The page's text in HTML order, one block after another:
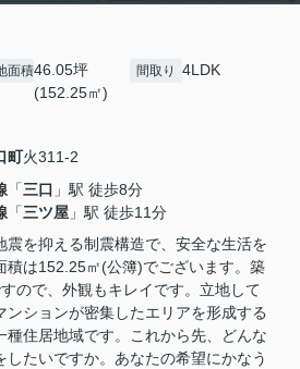
面積46.05坪
(152.25㎡)
間取り 4LDK
町火311-2
「三口 」駅 徒歩8分
「三ツ屋 」駅 徒歩11分
震を抑える制震構造で、安全な生活を
積は152.25㎡(公簿)でございます。築
ので、外観もキレイです。立地して
ンションが密集したエリアを形成する
種住居地域です。これから先、どんな
したいですか。あなたの希望にかなう